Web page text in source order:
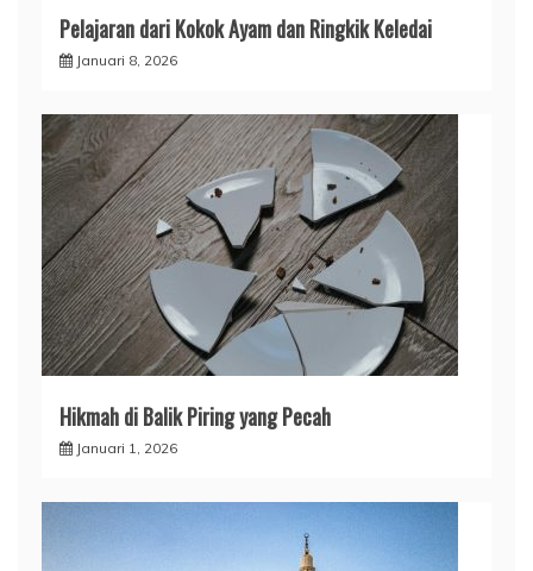
Pelajaran dari Kokok Ayam dan Ringkik Keledai
Januari 8, 2026
Hikmah di Balik Piring yang Pecah
Januari 1, 2026